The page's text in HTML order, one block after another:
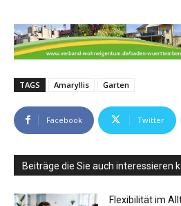
TAGS Amaryllis Garten
Facebook Twitter
Beiträge die Sie auch interessieren
Flexibilität im